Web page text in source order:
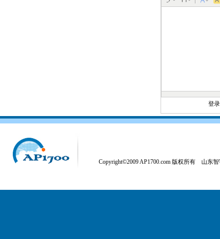
登
Copyright©2009 AP1700.com 版权所有 山东